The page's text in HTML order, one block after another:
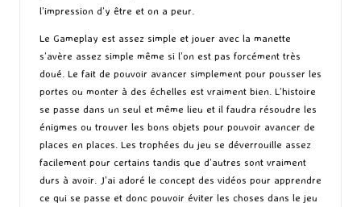
l’impression d’y être et on a peur.
Le Gameplay est assez simple et jouer avec la manette
s’avère assez simple même si l’on est pas forcément très
doué. Le fait de pouvoir avancer simplement pour pousser les
portes ou monter à des échelles est vraiment bien. L’histoire
se passe dans un seul et même lieu et il faudra résoudre les
énigmes ou trouver les bons objets pour pouvoir avancer de
places en places. Les trophées du jeu se déverrouille assez
facilement pour certains tandis que d’autres sont vraiment
durs à avoir. J’ai adoré le concept des vidéos pour apprendre
ce qui se passe et donc pouvoir éviter les choses dans le jeu